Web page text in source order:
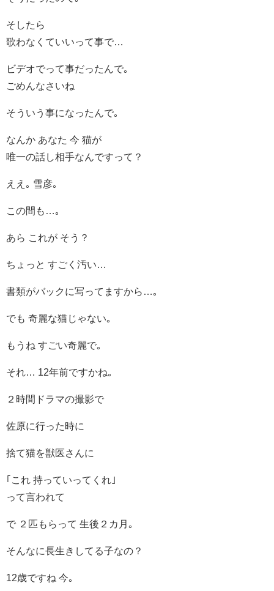
そしたら
歌わなくていいって事で…
ビデオでって事だったんで｡
ごめんなさいね
そういう事になったんで｡
なんか あなた 今 猫が
唯一の話し相手なんですって？
ええ｡ 雪彦｡
この間も…｡
あら これが そう？
ちょっと すごく汚い…
書類がバックに写ってますから…｡
でも 奇麗な猫じゃない｡
もうね すごい奇麗で｡
それ… 12年前ですかね｡
２時間ドラマの撮影で
佐原に行った時に
捨て猫を獣医さんに
｢これ 持っていってくれ｣
って言われて
で ２匹もらって 生後２カ月｡
そんなに長生きしてる子なの？
12歳ですね 今｡